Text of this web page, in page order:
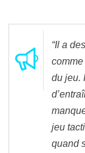
“Il a
du jeu.
jeu
quand